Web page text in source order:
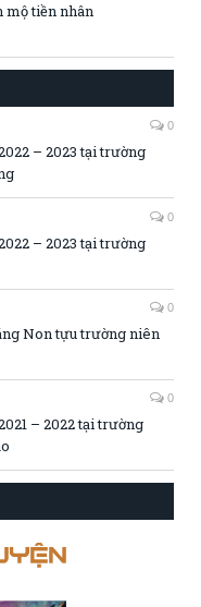
mộ tiền nhân
0
– 2023 tại trường
0
– 2023 tại trường
0
Non tựu trường niên
0
– 2022 tại trường